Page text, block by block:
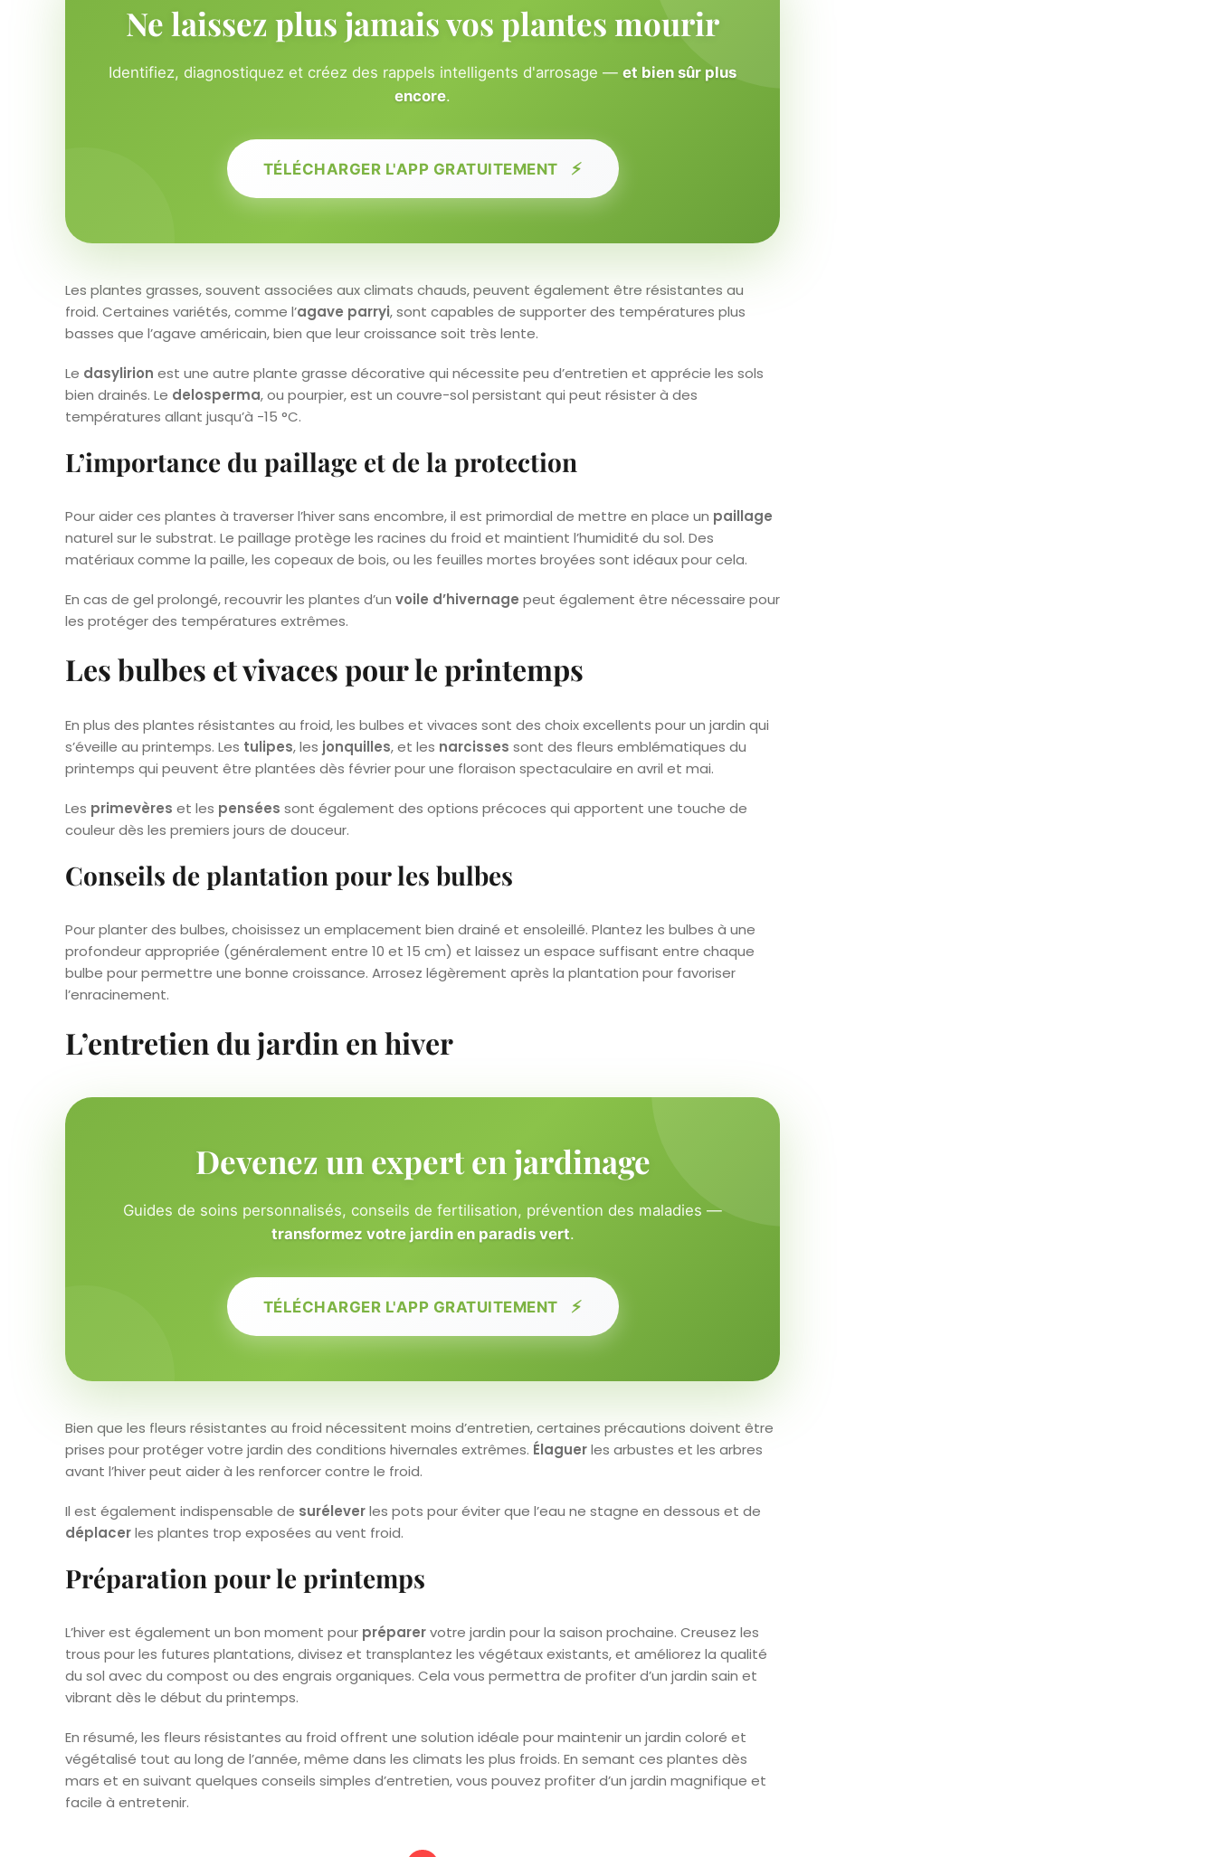
Ne laissez plus jamais vos plantes mourir
Identifiez, diagnostiquez et créez des rappels intelligents d'arrosage — et bien sûr plus
encore.
TÉLÉCHARGER L'APP GRATUITEMENT ⚡
Les plantes grasses, souvent associées aux climats chauds, peuvent également être résistantes au
froid. Certaines variétés, comme l’agave parryi, sont capables de supporter des températures plus
basses que l’agave américain, bien que leur croissance soit très lente.
Le dasylirion est une autre plante grasse décorative qui nécessite peu d’entretien et apprécie les sols
bien drainés. Le delosperma, ou pourpier, est un couvre-sol persistant qui peut résister à des
températures allant jusqu’à -15 °C.
L’importance du paillage et de la protection
Pour aider ces plantes à traverser l’hiver sans encombre, il est primordial de mettre en place un paillage
naturel sur le substrat. Le paillage protège les racines du froid et maintient l’humidité du sol. Des
matériaux comme la paille, les copeaux de bois, ou les feuilles mortes broyées sont idéaux pour cela.
En cas de gel prolongé, recouvrir les plantes d’un voile d’hivernage peut également être nécessaire pour
les protéger des températures extrêmes.
Les bulbes et vivaces pour le printemps
En plus des plantes résistantes au froid, les bulbes et vivaces sont des choix excellents pour un jardin qui
s’éveille au printemps. Les tulipes, les jonquilles, et les narcisses sont des fleurs emblématiques du
printemps qui peuvent être plantées dès février pour une floraison spectaculaire en avril et mai.
Les primevères et les pensées sont également des options précoces qui apportent une touche de
couleur dès les premiers jours de douceur.
Conseils de plantation pour les bulbes
Pour planter des bulbes, choisissez un emplacement bien drainé et ensoleillé. Plantez les bulbes à une
profondeur appropriée (généralement entre 10 et 15 cm) et laissez un espace suffisant entre chaque
bulbe pour permettre une bonne croissance. Arrosez légèrement après la plantation pour favoriser
l’enracinement.
L’entretien du jardin en hiver
Devenez un expert en jardinage
Guides de soins personnalisés, conseils de fertilisation, prévention des maladies —
transformez votre jardin en paradis vert.
TÉLÉCHARGER L'APP GRATUITEMENT ⚡
Bien que les fleurs résistantes au froid nécessitent moins d’entretien, certaines précautions doivent être
prises pour protéger votre jardin des conditions hivernales extrêmes. Élaguerles arbustes et les arbres
avant l’hiver peut aider à les renforcer contre le froid.
Il est également indispensable de suréleverles pots pour éviter que l’eau ne stagne en dessous et de
déplacerles plantes trop exposées au vent froid.
Préparation pour le printemps
L’hiver est également un bon moment pour préparervotre jardin pour la saison prochaine. Creusez les
trous pour les futures plantations, divisez et transplantez les végétaux existants, et améliorez la qualité
du sol avec du compost ou des engrais organiques. Cela vous permettra de profiter d’un jardin sain et
vibrant dès le début du printemps.
En résumé, les fleurs résistantes au froid offrent une solution idéale pour maintenir un jardin coloré et
végétalisé tout au long de l’année, même dans les climats les plus froids. En semant ces plantes dès
mars et en suivant quelques conseils simples d’entretien, vous pouvez profiter d’un jardin magnifique et
facile à entretenir.